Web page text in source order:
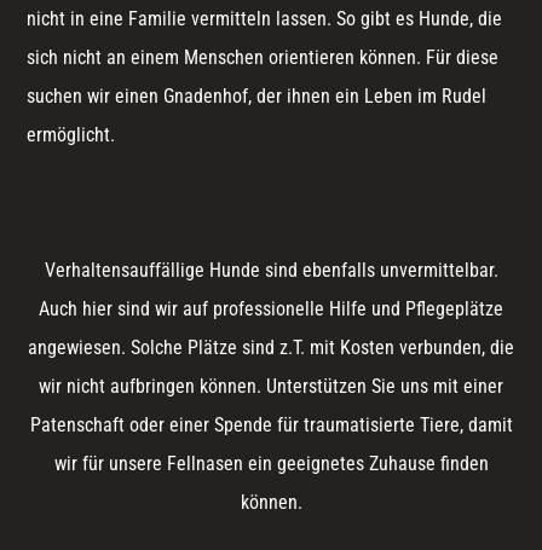
nicht in eine Familie vermitteln lassen. So gibt es Hunde, die
sich nicht an einem Menschen orientieren können. Für diese
suchen wir einen Gnadenhof, der ihnen ein Leben im Rudel
ermöglicht.
Verhaltensauffällige Hunde sind ebenfalls unvermittelbar.
Auch hier sind wir auf professionelle Hilfe und Pflegeplätze
angewiesen. Solche Plätze sind z.T. mit Kosten verbunden, die
wir nicht aufbringen können. Unterstützen Sie uns mit einer
Patenschaft oder einer Spende für traumatisierte Tiere, damit
wir für unsere Fellnasen ein geeignetes Zuhause finden
können.